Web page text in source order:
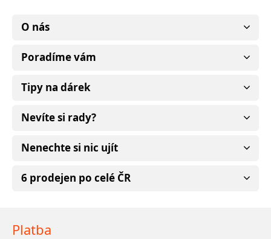
O nás
Poradíme vám
Tipy na dárek
Nevíte si rady?
Nenechte si nic ujít
6 prodejen po celé ČR
Platba